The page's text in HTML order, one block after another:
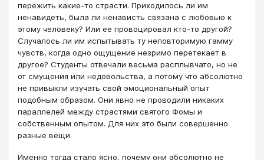
пережить какие-то страсти. Приходилось ли им
ненавидеть, была ли ненависть связана с любовью к
этому человеку? Или ее провоцировал кто-то другой?
Случалось ли им испытывать ту неповторимую гамму
чувств, когда одно ощущение незримо перетекает в
другое? Студенты отвечали весьма расплывчато, но не
от смущения или недовольства, а потому что абсолютно
не привыкли изучать свой эмоциональный опыт
подобным образом. Они явно не проводили никаких
параллелей между страстями святого Фомы и
собственным опытом. Для них это были совершенно
разные вещи.
Именно тогда стало ясно, почему они абсолютно не